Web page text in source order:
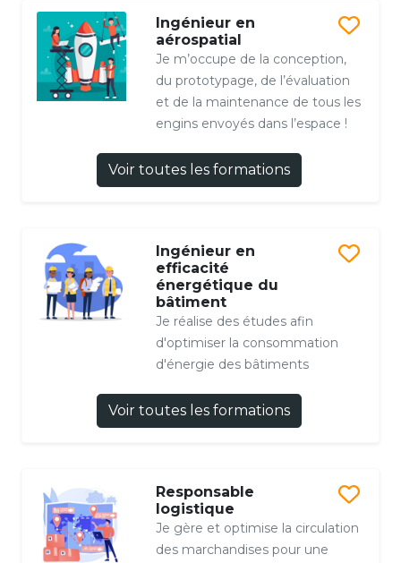
Ingénieur en
aérospatial
Je m’occupe de la conception,
du prototypage, de l’évaluation
et de la maintenance de tous les
engins envoyés dans l’espace !
Voir toutes les formations
Ingénieur en
efficacité
énergétique du
bâtiment
Je réalise des études afin
d'optimiser la consommation
d'énergie des bâtiments
Voir toutes les formations
Responsable
logistique
Je gère et optimise la circulation
des marchandises pour une